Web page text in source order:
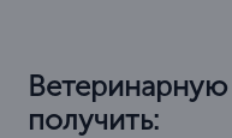
получить: